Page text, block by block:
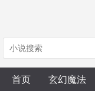
首页 玄幻魔法